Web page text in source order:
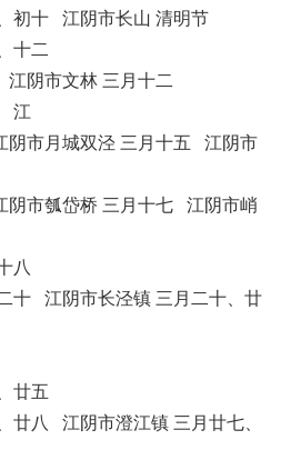
初十 江阴市长山 清明节
十二
阴市文林 三月十二
江
市月城双泾 三月十五 江阴市
市瓠岱桥 三月十七 江阴市峭
八
十 江阴市长泾镇 三月二十、廿
廿五
廿八 江阴市澄江镇 三月廿七、